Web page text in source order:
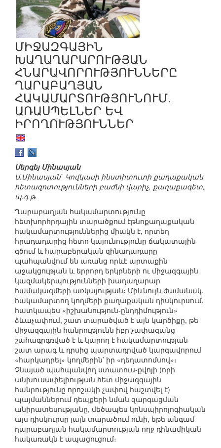
ՄԻՋԱԶԳԱՅԻՆ
ԽԱՂԱՂԱՐԱՐՈՒԹՅԱՆ
ՀՆԱՐԱՎՈՐՈՒԹՅՈՒՆՆԵՐԸ
ՂԱՐԱԲԱՂՅԱՆ
ՀԱԿԱՄԱՐՏՈՒԹՅՈՒՆՈՒՄ.
ԱՌԱՍՊԵԼՆԵՐ ԵՎ
ԻՐՈՂՈՒԹՅՈՒՆՆԵՐ
Սերգեյ Մինասյան
Ս.Մինասյան` Կովկասի ինստիտուտի քաղաքական
հետազոտությունների բաժնի վարիչ, քաղաքագետ,
պ.գ.թ.
Ղարաբաղյան հակամարտությունը
հետխորհրդային տարածքում էթնոքաղաքական
հակամարտություններից միակն է, որտեղ
հրադադարից հետո կայունությունը ճակատային
գծում և հարաբերական զինադադարը
պահպանվում են առանց որևէ արտաքին
աջակցության և երրորդ երկրների ու միջազգային
կազմակերպությունների խաղաղարար
համակազմերի առկայության։ Միևնույն ժամանակ,
հակամարտող կողմերի քաղաքական դիսկուրսում,
հատկապես «իշխանություն-ընդդիմություն»
ձևաչափում, շատ տարածված է այն կարծիքը, թե
միջազգային հանրությունն իբր չափազանց
շահագրգռված է և կարող է հակամարտության
շատ արագ և դրսից պարտադրված կարգավորում
«հարկադրել» կողմերին՝ իր «դեղատոմսով»։
Չնայած պահպանվող ստատուս-քվոյի (որի
անխուսափելիության հետ միջազգային
հանրությունը որոշակի չափով հաշտվել է)
պայմաններում դեպքերի նման զարգացման
անիրատեսությանը, մեծապես կոնսպիրոլոգիական
այս դիսկուրսը լայն տարածում ունի, եթե անգամ
ղարաբաղյան հակամարտության ողջ դինամիկան
հակառակն է ապացուցում։